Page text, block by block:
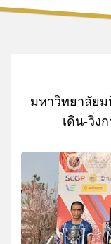
มหาวิทยาลัย
เดิน-วิ่ง